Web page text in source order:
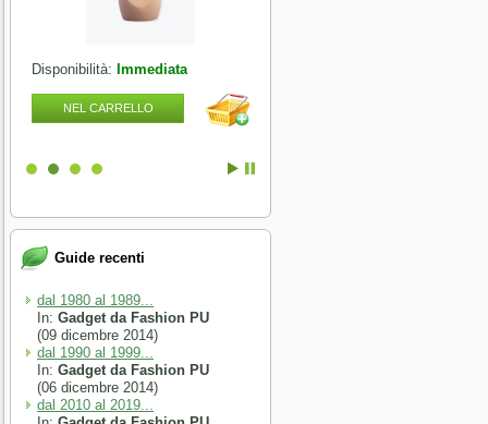
Disponibilità: Immediata
NEL CARRELLO
Guide recenti
dal 1980 al 1989...
In: Gadget da Fashion PU
(09 dicembre 2014)
dal 1990 al 1999...
In: Gadget da Fashion PU
(06 dicembre 2014)
dal 2010 al 2019...